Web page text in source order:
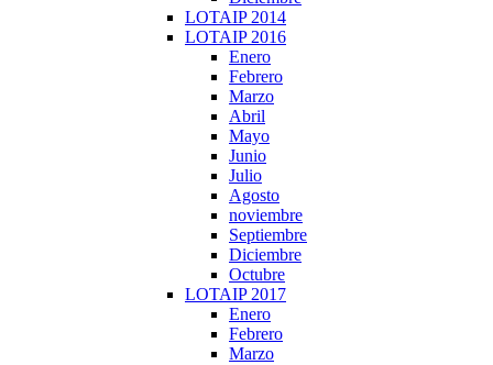
LOTAIP 2014
LOTAIP 2016
Enero
Febrero
Marzo
Abril
Mayo
Junio
Julio
Agosto
noviembre
Septiembre
Diciembre
Octubre
LOTAIP 2017
Enero
Febrero
Marzo